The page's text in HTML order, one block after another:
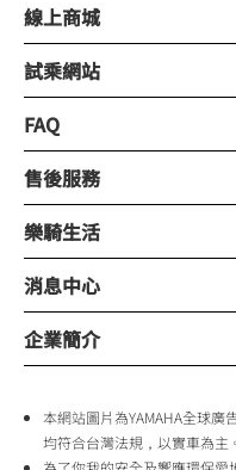
線上商城
試乘網站
FAQ
售後服務
樂騎生活
消息中心
企業簡介
本網站圖片為YAMAHA全球
均符合台灣法規，以實車為主